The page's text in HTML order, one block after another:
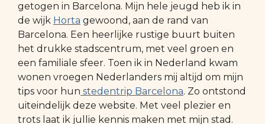
getogen in Barcelona. Mijn hele jeugd heb ik in
de wijk Horta gewoond, aan de rand van
Barcelona. Een heerlijke rustige buurt buiten
het drukke stadscentrum, met veel groen en
een familiale sfeer. Toen ik in Nederland kwam
wonen vroegen Nederlanders mij altijd om mijn
tips voor hun stedentrip Barcelona. Zo ontstond
uiteindelijk deze website. Met veel plezier en
trots laat ik jullie kennis maken met mijn stad.